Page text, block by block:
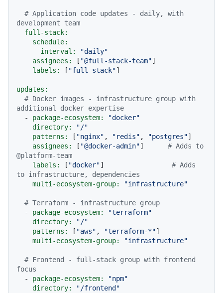
# Application code updates - daily, with
development team
full-stack:
schedule:
interval:
"daily"
assignees:
[ "@full-stack-team"]
labels:
[ "full-stack"]
updates:
# Docker images - infrastructure group with
additional docker expertise
-
package-ecosystem:
"docker"
directory:
"/"
patterns:
[ "nginx" , "redis" , "postgres"]
assignees:
[ "@docker-admin"] # Adds to
@platform-team
labels:
[ "docker"] # Adds
to infrastructure, dependencies
multi-ecosystem-group:
"infrastructure"
# Terraform - infrastructure group
-
package-ecosystem:
"terraform"
directory:
"/"
patterns:
[ "aws" , "terraform-*"]
multi-ecosystem-group:
"infrastructure"
# Frontend - full-stack group with frontend
focus
-
package-ecosystem:
"npm"
directory:
"/frontend"